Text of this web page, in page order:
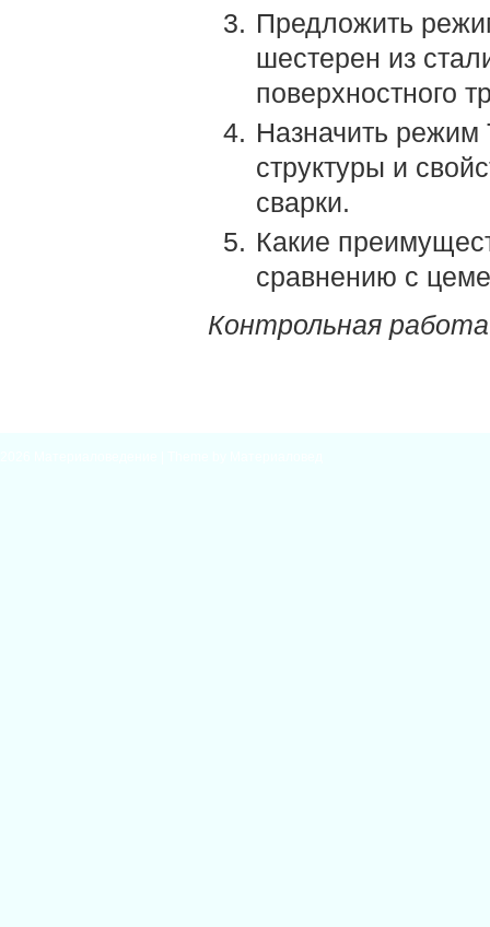
Предложить
шестерен из
поверхностного
Назначить
структуры и
сварки.
Какие
сравнению с
Контрольная